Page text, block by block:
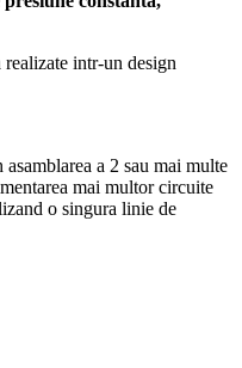
intr-un design
a 2 sau mai multe
mai multor circuite
o singura linie de